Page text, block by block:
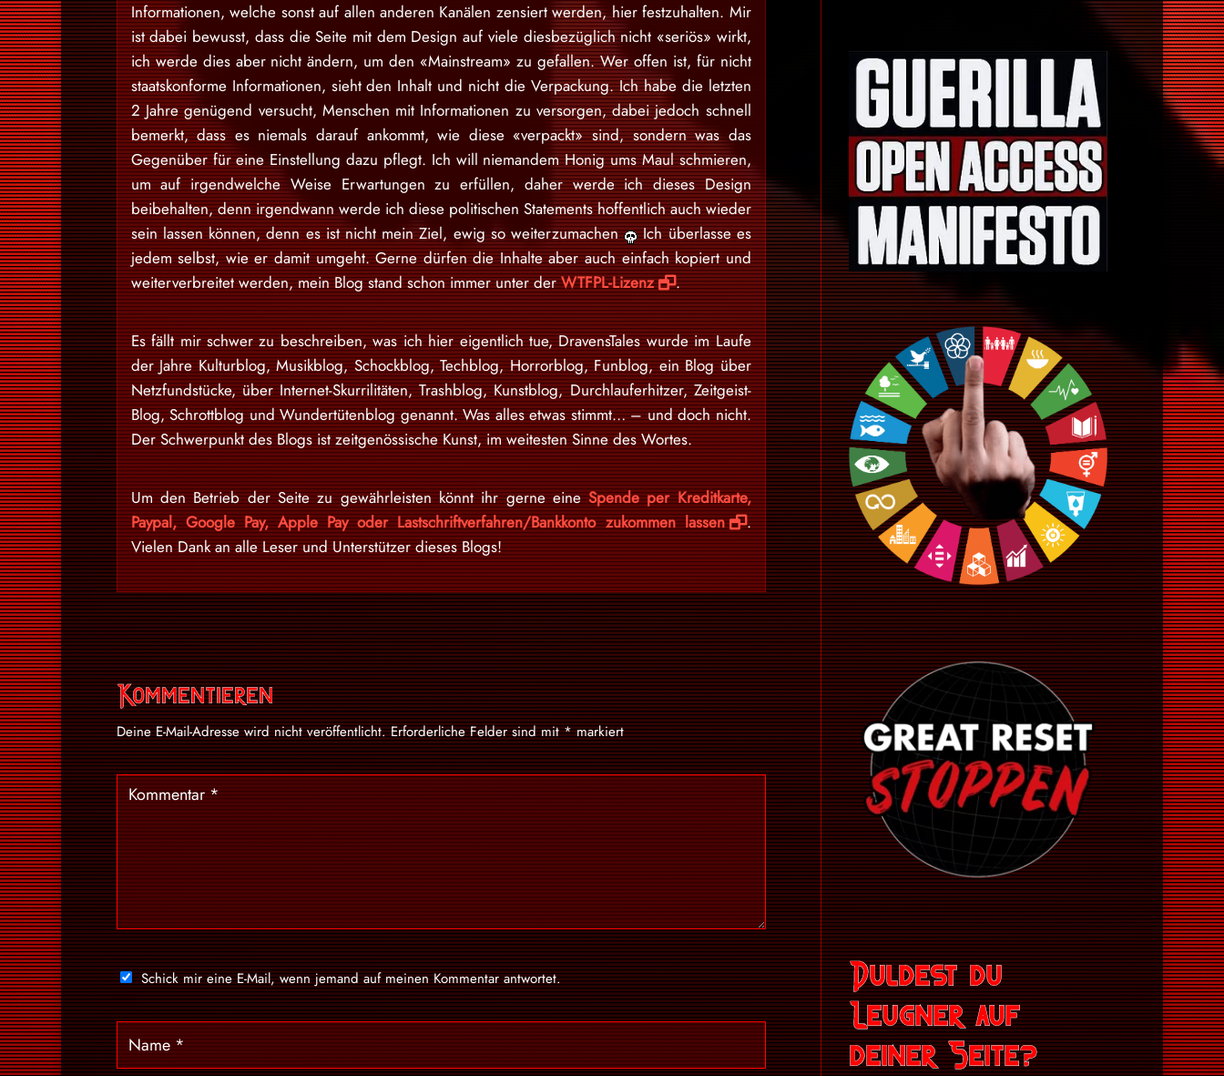
Informationen, welche sonst auf allen anderen Kanälen zensiert werden, hier festzuhalten. Mir
ist dabei bewusst, dass die Seite mit dem Design auf viele diesbezüglich nicht «seriös» wirkt,
ich werde dies aber nicht ändern, um den «Mainstream» zu gefallen. Wer offen ist, für nicht
staatskonforme Informationen, sieht den Inhalt und nicht die Verpackung. Ich habe die letzten
2 Jahre genügend versucht, Menschen mit Informationen zu versorgen, dabei jedoch schnell
bemerkt, dass es niemals darauf ankommt, wie diese «verpackt» sind, sondern was das
Gegenüber für eine Einstellung dazu pflegt. Ich will niemandem Honig ums Maul schmieren,
um auf irgendwelche Weise Erwartungen zu erfüllen, daher werde ich dieses Design
beibehalten, denn irgendwann werde ich diese politischen Statements hoffentlich auch wieder
sein lassen können, denn es ist nicht mein Ziel, ewig so weiterzumachen
Ich überlasse es
jedem selbst, wie er damit umgeht. Gerne dürfen die Inhalte aber auch einfach kopiert und
weiterverbreitet werden, mein Blog stand schon immer unter derWTFPL-Lizenz .
Es fällt mir schwer zu beschreiben, was ich hier eigentlich tue, DravensTales wurde im Laufe
der Jahre Kulturblog, Musikblog, Schockblog, Techblog, Horrorblog, Funblog, ein Blog über
Netzfundstücke, über Internet-Skurrilitäten, Trashblog, Kunstblog, Durchlauferhitzer, Zeitgeist-
Blog, Schrottblog und Wundertütenblog genannt. Was alles etwas stimmt… – und doch nicht.
Der Schwerpunkt des Blogs ist zeitgenössische Kunst, im weitesten Sinne des Wortes.
Um den Betrieb der Seite zu gewährleisten könnt ihr gerne eineSpende per Kreditkarte,
Paypal, Google Pay, Apple Pay oder Lastschriftverfahren/Bankkonto zukommen lassen
.
Vielen Dank an alle Leser und Unterstützer dieses Blogs!
Kommentieren
Deine E-Mail-Adresse wird nicht veröffentlicht. Erforderliche Felder sind mit*markiert
Schick mir eine E-Mail, wenn jemand auf meinen Kommentar antwortet.
Duldest du
Leugner auf
deiner Seite?